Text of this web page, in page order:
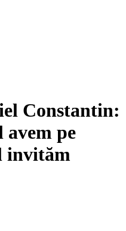
Constantin:
pe
invităm